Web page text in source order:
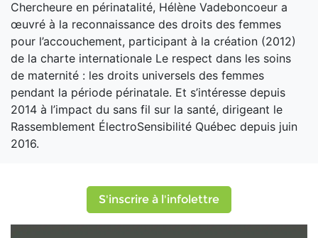
Chercheure en périnatalité, Hélène Vadeboncoeur a
œuvré à la reconnaissance des droits des femmes
pour l’accouchement, participant à la création (2012)
de la charte internationale Le respect dans les soins
de maternité : les droits universels des femmes
pendant la période périnatale. Et s’intéresse depuis
2014 à l’impact du sans fil sur la santé, dirigeant le
Rassemblement ÉlectroSensibilité Québec depuis juin
2016.
S'inscrire à l'infolettre